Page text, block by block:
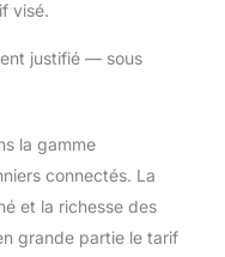
visé.
justifié — sous
la gamme
connectés. La
et la richesse des
grande partie le tarif